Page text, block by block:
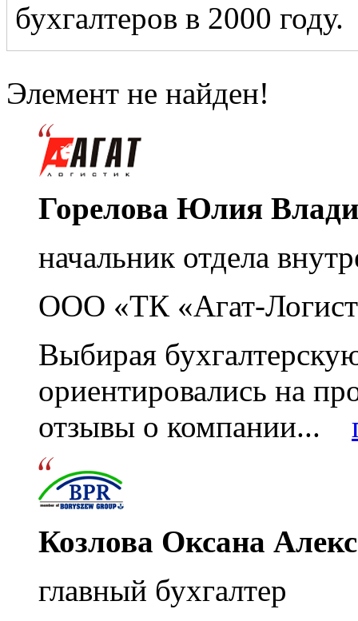
бухгалтеров в 2000 году.
Элемент не найден!
Горелова Юлия
начальник отдела
ООО «ТК «Агат-
Выбирая
ориентировались на
отзывы о компании...
Козлова Оксана
главный бухгалтер